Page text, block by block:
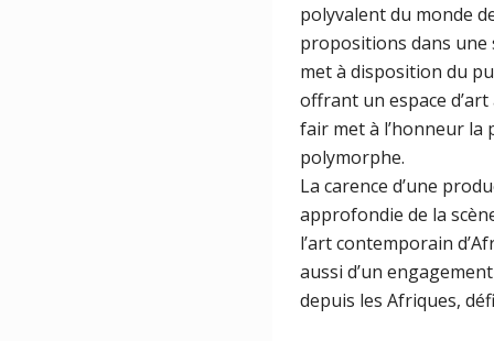
polyvalent du monde
propositions dans une
met à disposition du
offrant un espace
fair met à l’honneur
polymorphe.
La carence d’une
approfondie de la
l’art contemporain
aussi d’un
depuis les Afriques,